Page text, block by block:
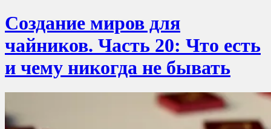
Создание миров для
чайников. Часть 20: Что есть
и чему никогда не бывать